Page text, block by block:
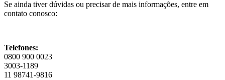
Se ainda tiver dúvidas ou precisar de mais informações, entre em
contato conosco:
Telefones:
0800 900 0023
3003-1189
11 98741-9816